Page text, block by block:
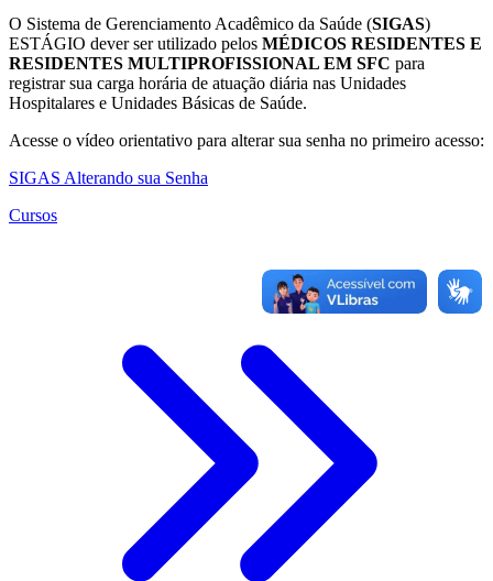
O Sistema de Gerenciamento Acadêmico da Saúde (SIGAS)
ESTÁGIO dever ser utilizado pelos MÉDICOS RESIDENTES E
RESIDENTES MULTIPROFISSIONAL EM SFC para
registrar sua carga horária de atuação diária nas Unidades
Hospitalares e Unidades Básicas de Saúde.
Acesse o vídeo orientativo para alterar sua senha no primeiro acesso:
SIGAS Alterando sua Senha
Cursos